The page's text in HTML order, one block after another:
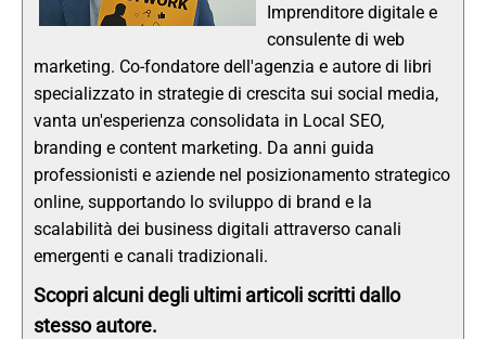
Imprenditore digitale e
consulente di web
marketing. Co-fondatore dell'agenzia e autore di libri
specializzato in strategie di crescita sui social media,
vanta un'esperienza consolidata in Local SEO,
branding e content marketing. Da anni guida
professionisti e aziende nel posizionamento strategico
online, supportando lo sviluppo di brand e la
scalabilità dei business digitali attraverso canali
emergenti e canali tradizionali.
Scopri alcuni degli ultimi articoli scritti dallo
stesso autore.